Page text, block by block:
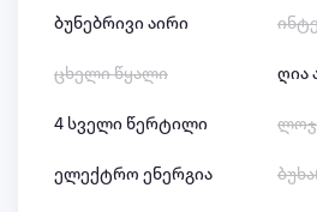
ბუნებრივი აირი
ცხელი წყალი
4 სველი წერტილი
ელექტრო ენერგია
ღია